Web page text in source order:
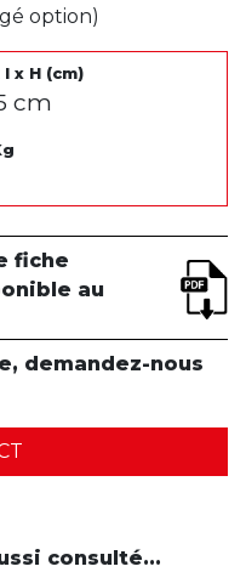
option)
x H (cm)
cm
fiche
au
demandez-nous
consulté...